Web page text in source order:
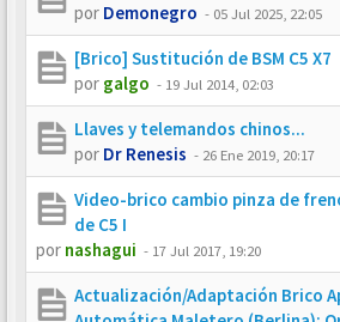
por Demonegro - 05 Jul 2025, 22:05
[Brico] Sustitución de BSM C5 X7
por galgo - 19 Jul 2014, 02:03
Llaves y telemandos chinos...
por Dr Renesis - 26 Ene 2019, 20:17
Video-brico cambio pinza de
de C5 I
por nashagui - 17 Jul 2017, 19:20
Actualización/Adaptación Brico